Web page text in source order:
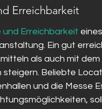
Erreichbarkeit
und Erreichbarkeit
Ein gut
als auch mit
steigern. Beliebte
und die Messe